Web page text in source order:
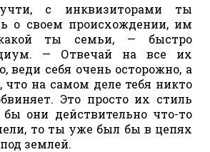
с инквизиторами ты
о своем происхождении, им
ты семьи, — быстро
— Отвечай на все их
веди себя очень осторожно, а
что на самом деле тебя никто
Это просто их стиль
они действительно что-то
то ты уже был бы в цепях
землей.